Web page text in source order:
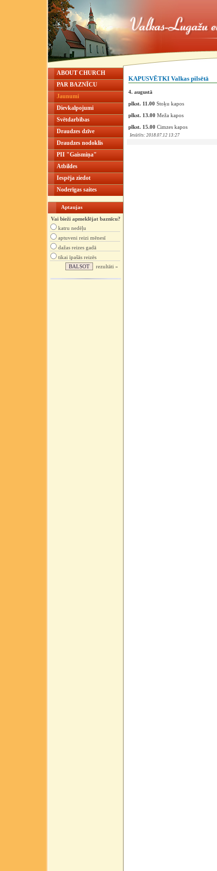
ABOUT CHURCH
PAR BAZNĪCU
Jaunumi
Dievkalpojumi
Svētdarbības
Draudzes dzīve
Draudzes nodoklis
PII "Gaismiņa"
Atbildes
Iespēja ziedot
Noderīgas saites
Aptaujas
Vai bieži apmeklējat baznīcu?
katru nedēļu
aptuveni reizi mēnesī
dažas reizes gadā
tikai īpašās reizēs
rezultāti »
KAPUSVĒTKI Valkas pilsētā
4. augustā
‌plkst. 11.00 Stoķu kapos
‌plkst. 13.00 Meža kapos
‌plkst. 15.00 Cimzes kapos
Iesūtīts: 2018.07.12 13:27